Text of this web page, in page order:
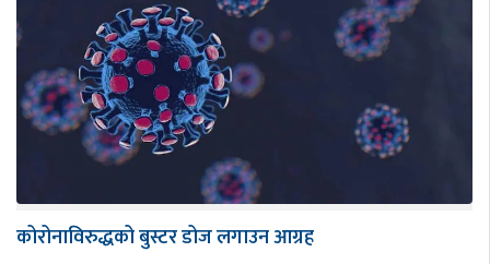
कोरोनाविरुद्धको बुस्टर डोज लगाउन आग्रह